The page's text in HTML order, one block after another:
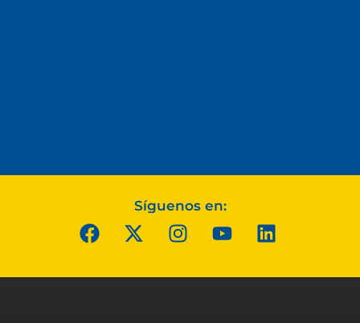
Síguenos en: